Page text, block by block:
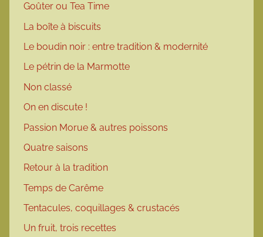
Goûter ou Tea Time
La boîte à biscuits
Le boudin noir : entre tradition & modernité
Le pétrin de la Marmotte
Non classé
On en discute !
Passion Morue & autres poissons
Quatre saisons
Retour à la tradition
Temps de Carême
Tentacules, coquillages & crustacés
Un fruit, trois recettes